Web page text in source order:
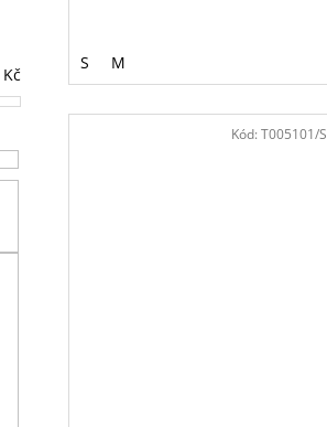
Kč
S M
Kód:T005101/S